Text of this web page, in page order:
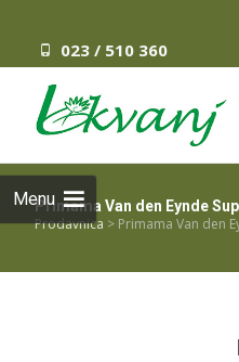
023 / 510 360
MenuPrimama Van den Eynde
Prodavnica > Primama Van den